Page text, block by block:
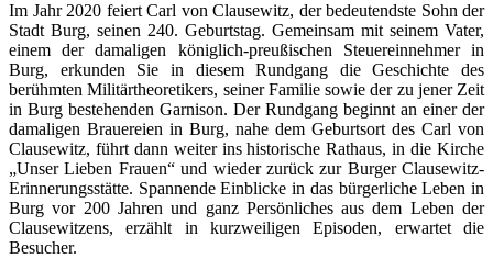
Im Jahr 2020 feiert Carl von Clausewitz, der bedeutendste Sohn der
Stadt Burg, seinen 240. Geburtstag. Gemeinsam mit seinem Vater,
einem der damaligen königlich-preußischen Steuereinnehmer in
Burg, erkunden Sie in diesem Rundgang die Geschichte des
berühmten Militärtheoretikers, seiner Familie sowie der zu jener Zeit
in Burg bestehenden Garnison. Der Rundgang beginnt an einer der
damaligen Brauereien in Burg, nahe dem Geburtsort des Carl von
Clausewitz, führt dann weiter ins historische Rathaus, in die Kirche
„Unser Lieben Frauen“ und wieder zurück zur Burger Clausewitz-
Erinnerungsstätte. Spannende Einblicke in das bürgerliche Leben in
Burg vor 200 Jahren und ganz Persönliches aus dem Leben der
Clausewitzens, erzählt in kurzweiligen Episoden, erwartet die
Besucher.